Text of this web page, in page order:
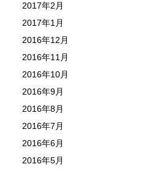
2017年2月
2017年1月
2016年12月
2016年11月
2016年10月
2016年9月
2016年8月
2016年7月
2016年6月
2016年5月